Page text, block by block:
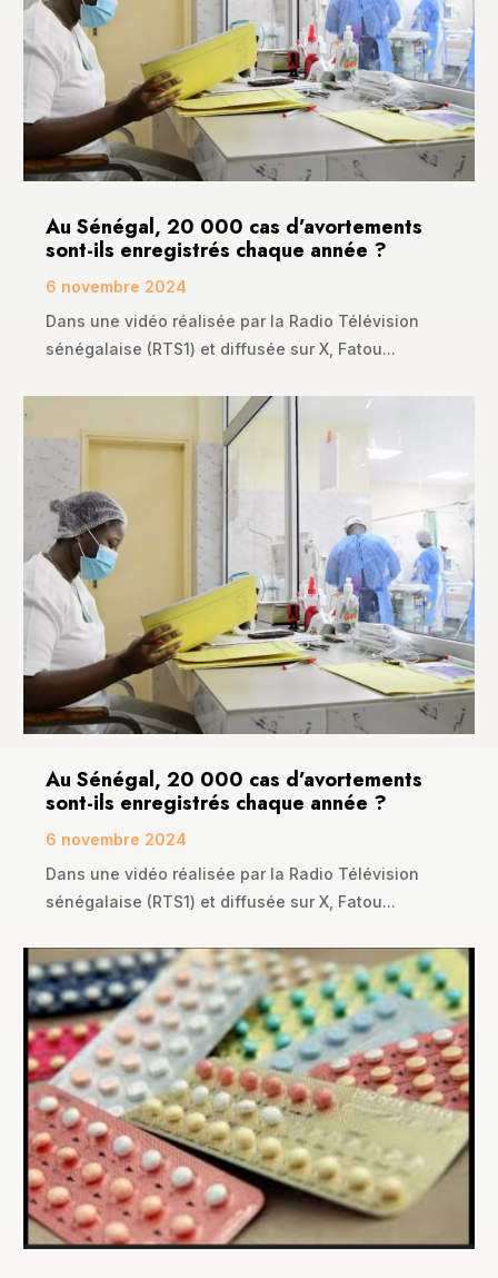
La République Centrafricaine et la France se sont
mis d’accord sur une feuille de route pour...
Au Sénégal, 20 000 cas d’avortements
sont-ils enregistrés chaque année ?
6 novembre 2024
Dans une vidéo réalisée par la Radio Télévision
sénégalaise (RTS1) et diffusée sur X, Fatou...
Au Sénégal, 20 000 cas d’avortements
sont-ils enregistrés chaque année ?
6 novembre 2024
Dans une vidéo réalisée par la Radio Télévision
sénégalaise (RTS1) et diffusée sur X, Fatou...